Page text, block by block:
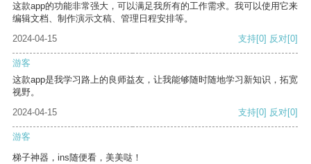
这款app的功能非常强大，可以满足我所有的工作需求。我可以使用它来
编辑文档、制作演示文稿、管理日程安排等。
2024-04-15
支持[0] 反对[0]
游客
这款app是我学习路上的良师益友，让我能够随时随地学习新知识，拓宽
视野。
2024-04-15
支持[0] 反对[0]
游客
梯子神器，ins随便看，美美哒！